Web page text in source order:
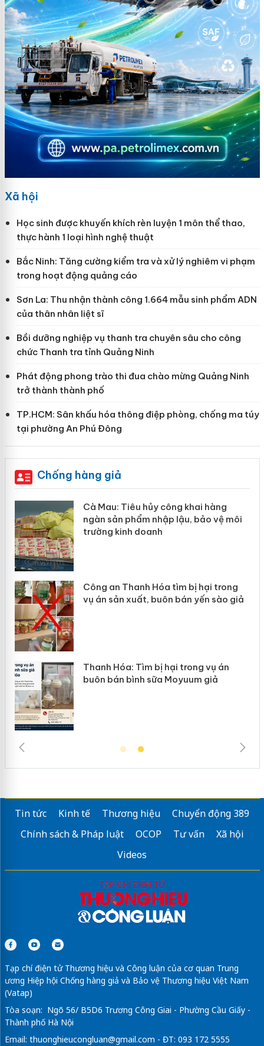
Xã hội
Học sinh được khuyến khích rèn luyện 1 môn thể thao,
thực hành 1 loại hình nghệ thuật
Bắc Ninh: Tăng cường kiểm tra và xử lý nghiêm vi phạm
trong hoạt động quảng cáo
Sơn La: Thu nhận thành công 1.664 mẫu sinh phẩm ADN
của thân nhân liệt sĩ
Bồi dưỡng nghiệp vụ thanh tra chuyên sâu cho công
chức Thanh tra tỉnh Quảng Ninh
Phát động phong trào thi đua chào mừng Quảng Ninh
trở thành thành phố
TP.HCM: Sân khấu hóa thông điệp phòng, chống ma túy
tại phường An Phú Đông
Chống hàng giả
Cà Mau: Tiêu hủy công khai hàng
ngàn sản phẩm nhập lậu, bảo vệ môi
trường kinh doanh
Công an Thanh Hóa tìm bị hại trong
vụ án sản xuất, buôn bán yến sào giả
Thanh Hóa: Tìm bị hại trong vụ án
buôn bán bình sữa Moyuum giả
Tin tức Kinh tế Thương hiệu
Chuyển động 389
Chính sách & Pháp luật
OCOP Tư vấn
Xã hội
Videos
Tạp chí điện tử Thương hiệu và Công luận của cơ quan Trung
ương Hiệp hội Chống hàng giả và Bảo vệ Thương hiệu Việt Nam
(Vatap)
Tòa soạn: Ngõ 56/ B5D6 Trương Công Giai - Phường Cầu Giấy -
Thành phố Hà Nội
Email: thuonghieucongluan@gmail.com - ĐT: 093 172 5555